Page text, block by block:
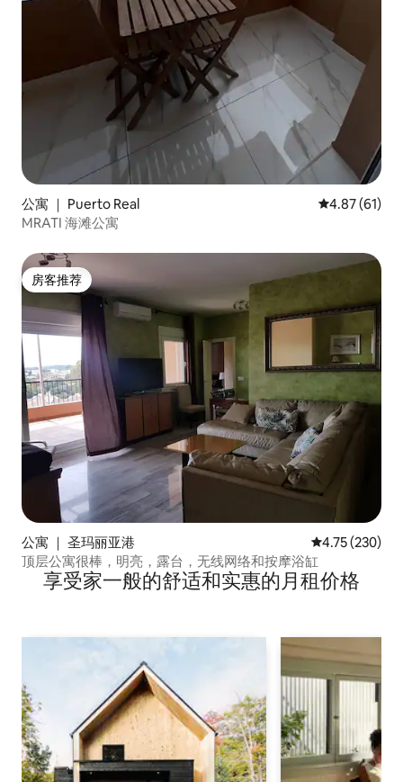
公寓 ｜ Puerto Real 平均评分
4.87 (61)
MRATI 海滩公寓
房客推荐
房客推荐
公寓 ｜ 圣玛丽亚港 平均评分 4.75
4.75 (230)
顶层公寓很棒，明亮，露台，无线网络和按摩浴缸
享受家一般的舒适和实惠的月租价格